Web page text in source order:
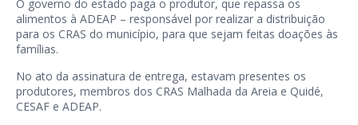
O governo do estado paga o produtor, que repassa os
alimentos à ADEAP – responsável por realizar a distribuição
para os CRAS do município, para que sejam feitas doações às
famílias.
No ato da assinatura de entrega, estavam presentes os
produtores, membros dos CRAS Malhada da Areia e Quidé,
CESAF e ADEAP.